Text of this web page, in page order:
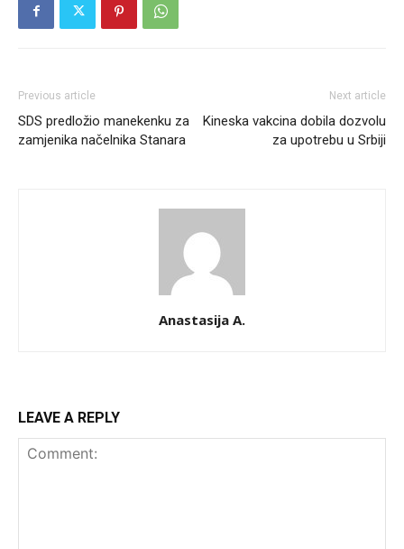
Previous article
SDS predložio manekenku za
zamjenika načelnika Stanara
Next article
Kineska vakcina dobila dozvolu
za upotrebu u Srbiji
Anastasija A.
LEAVE A REPLY